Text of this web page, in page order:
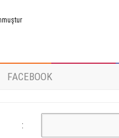
FACEBOOK
: